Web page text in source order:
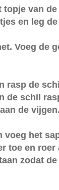
van
en leg
Voeg de
rasp de
de schil
de
voeg het
toe en
zodat